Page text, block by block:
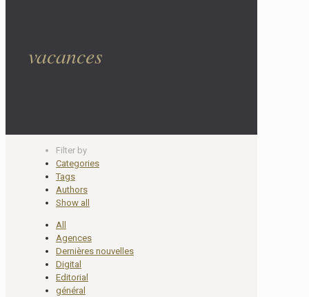
vacances
Filter by
Categories
Tags
Authors
Show all
All
Agences
Dernières nouvelles
Digital
Editorial
général